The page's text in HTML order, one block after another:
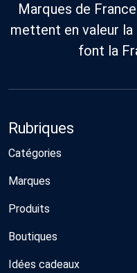
Marques de
mettent en valeur
font la
Rubriques
Catégories
Marques
Produits
Boutiques
Idées cadeaux